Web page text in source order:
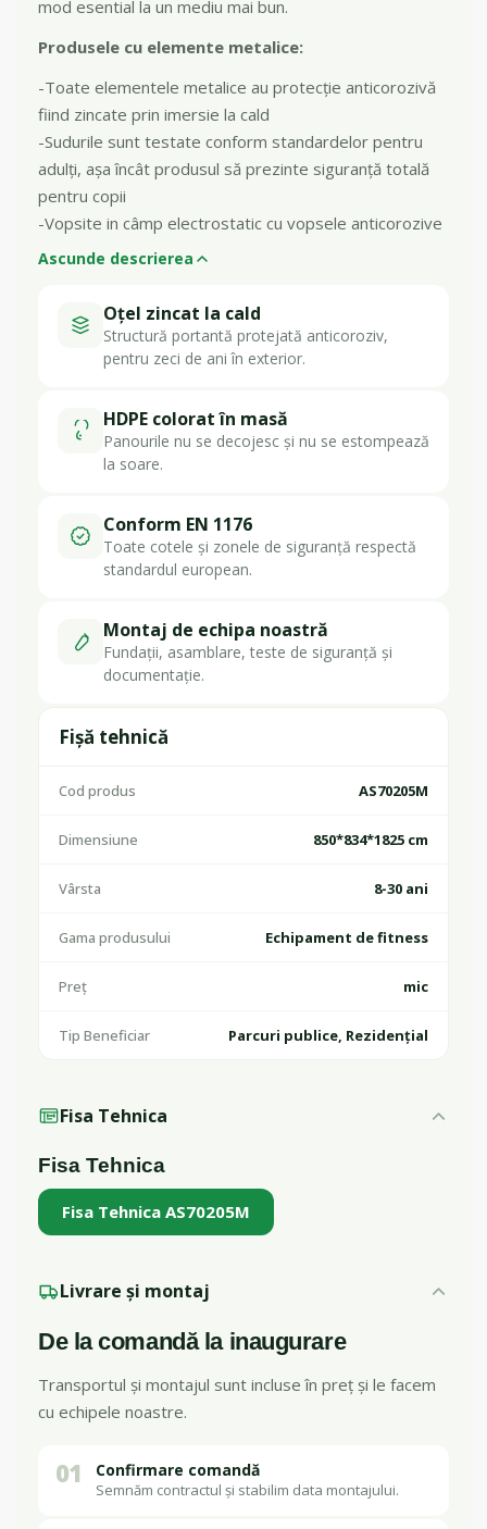
mod esential la un mediu mai bun.
Produsele cu elemente metalice:
-Toate elementele metalice au protecție anticorozivă
fiind zincate prin imersie la cald
-Sudurile sunt testate conform standardelor pentru
adulți, așa încât produsul să prezinte siguranță totală
pentru copii
-Vopsite in câmp electrostatic cu vopsele anticorozive
Ascunde descrierea
Oțel zincat la cald
Structură portantă protejată anticoroziv,
pentru zeci de ani în exterior.
HDPE colorat în masă
Panourile nu se decojesc și nu se estompează
la soare.
Conform EN 1176
Toate cotele și zonele de siguranță respectă
standardul european.
Montaj de echipa noastră
Fundații, asamblare, teste de siguranță și
documentație.
Fișă tehnică
Cod produs AS70205M
Dimensiune 850*834*1825 cm
Vârsta 8-30 ani
Gama produsului Echipament de fitness
Preț mic
Tip Beneficiar Parcuri publice, Rezidențial
Fisa Tehnica
Fisa Tehnica
Fisa Tehnica AS70205M
Livrare și montaj
De la comandă la inaugurare
Transportul și montajul sunt incluse în preț și le facem
cu echipele noastre.
01 Confirmare comandă
Semnăm contractul și stabilim data montajului.